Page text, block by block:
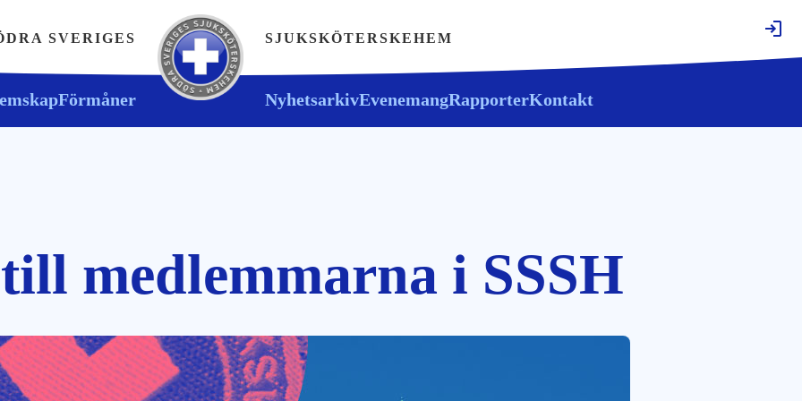
SVERIGES SJUKSKÖTERSKEHEM
Förmåner NyhetsarkivEvenemangRapporterKontakt
medlemmarna i SSSH